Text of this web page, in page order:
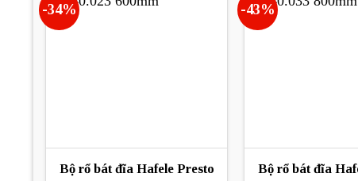
-34%
Bộ rổ bát đĩa Hafele Presto
-43%
Bộ rổ bát đĩa